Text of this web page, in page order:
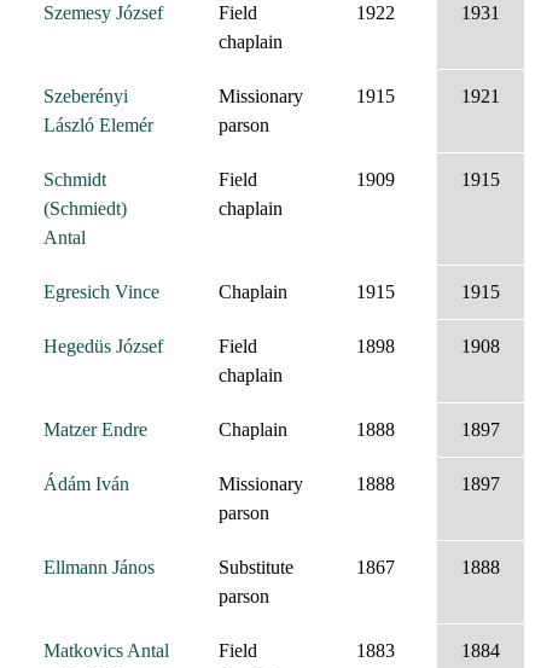
Szemesy József
Field
chaplain
1922 1931
Szeberényi
László Elemér
Missionary
parson
1915 1921
Schmidt
(Schmiedt)
Antal
Field
chaplain
1909 1915
Egresich Vince Chaplain 1915 1915
Hegedüs József
Field
chaplain
1898 1908
Matzer Endre Chaplain 1888 1897
Ádám Iván
Missionary
parson
1888 1897
Ellmann János
Substitute
parson
1867 1888
Matkovics Antal
Field
1883 1884